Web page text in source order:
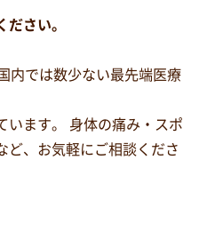
ださい。
内では数少ない最先端医療
います。 身体の痛み・スポ
ど、お気軽にご相談くださ